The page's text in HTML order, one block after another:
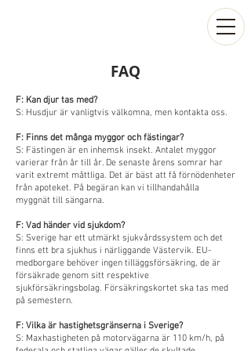
FAQ
F: Kan djur tas med?
S: Husdjur är vanligtvis välkomna, men kontakta oss.
F: Finns det många myggor och fästingar?
S: Fästingen är en inhemsk insekt. Antalet myggor
varierar från år till år. De senaste årens somrar har
varit extremt måttliga. Det är bäst att få förnödenheter
från apoteket. På begäran kan vi tillhandahålla
myggnät till sängarna.
F: Vad händer vid sjukdom?
S: Sverige har ett utmärkt sjukvårdssystem och det
finns ett bra sjukhus i närliggande Västervik. EU-
medborgare behöver ingen tilläggsförsäkring, de är
försäkrade genom sitt respektive
sjukförsäkringsbolag. Försäkringskortet ska tas med
på semestern.
F: Vilka är hastighetsgränserna i Sverige?
S: Maxhastigheten på motorvägarna är 110 km/h, på